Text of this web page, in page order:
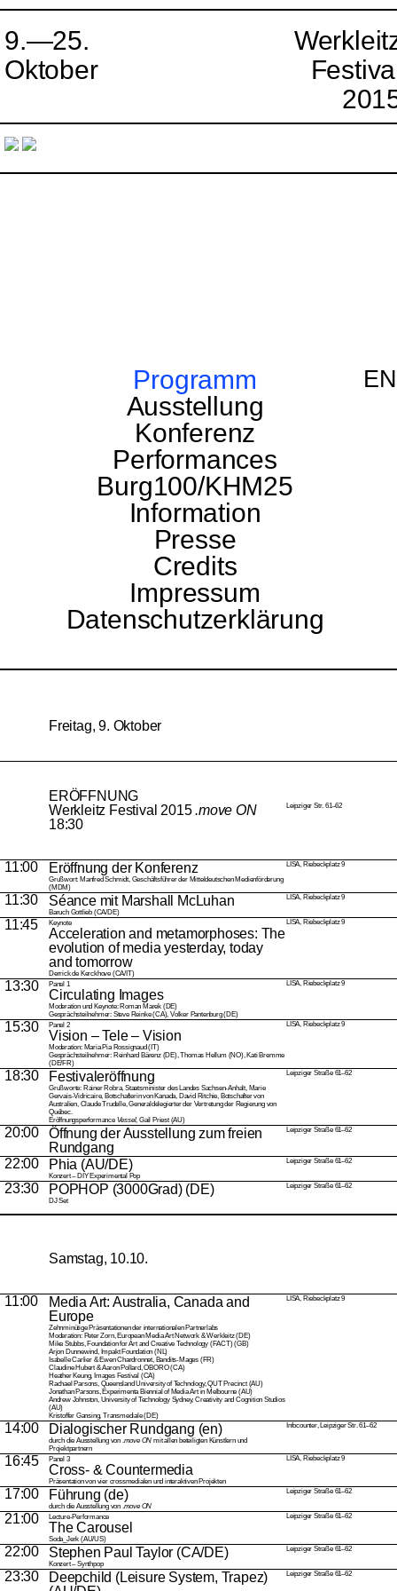
9.—25.
Oktober
EN
Programm
Ausstellung
Konferenz
Performances
Burg100/KHM25
Information
Presse
Credits
Impressum
Datenschutzerklärung
Freitag, 9. Oktober
ERÖFFNUNG
Werkleitz Festival 2015.move ON
18:30
Leipziger Str. 61–62
11:00 Eröffnung der Konferenz
Grußwort: Manfred Schmidt, Geschäftsführer der Mitteldeutschen Medienförderung
(MDM)
LISA, Riebeckplatz 9
11:30 Séance mit Marshall McLuhan
Baruch Gottlieb (CA/DE)
LISA, Riebeckplatz 9
11:45 Keynote
Acceleration and metamorphoses: The
evolution of media yesterday, today
and tomorrow
Derrick de Kerckhove (CA/IT)
LISA, Riebeckplatz 9
13:30 Panel 1
Circulating Images
Moderation und Keynote: Roman Marek (DE)
Gesprächsteilnehmer: Steve Reinke (CA), Volker Pantenburg (DE)
LISA, Riebeckplatz 9
15:30 Panel 2
Vision – Tele – Vision
Moderation: Maria Pia Rossignaud (IT)
Gesprächsteilnehmer: Reinhard Bärenz (DE), Thomas Hellum (NO), Kati Bremme
(DE/FR)
LISA, Riebeckplatz 9
18:30 Festivaleröffnung
Grußworte: Rainer Robra, Staatsminister des Landes Sachsen-Anhalt, Marie
Gervais-Vidricaire, Botschafterin von Kanada, David Ritchie, Botschafter von
Australien, Claude Trudelle, Generaldelegierter der Vertretung der Regierung von
Québec.
Eröffnungsperformance Vessel, Gail Priest (AU)
Leipziger Straße 61–62
20:00
Öffnung der Ausstellung zum freien
Rundgang
Leipziger Straße 61–62
22:00 Phia (AU/DE)
Konzert – DIY Experimental Pop
Leipziger Straße 61–62
23:30 POPHOP (3000Grad)(DE)
DJ Set
Leipziger Straße 61–62
Samstag, 10.10.
11:00
Media Art: Australia, Canada and
Europe
Zehnminütige Präsentationen der internationalen Partnerlabs
Moderation: Peter Zorn, European Media Art Network & Werkleitz (DE)
Mike Stubbs, Foundation for Art and Creative Technology (FACT) (GB)
Arjon Dunnewind, Impakt Foundation (NL)
Isabelle Carlier & Ewen Chardronnet, Bandits-Mages (FR)
Claudine Hubert & Aaron Pollard, OBORO (CA)
Heather Keung, Images Festival (CA)
Rachael Parsons, Queensland University of Technology, QUT Precinct (AU)
Jonathan Parsons, Experimenta Biennial of Media Art in Melbourne (AU)
Andrew Johnston, University of Technology Sydney, Creativity and Cognition Studios
(AU)
Kristoffer Gansing, Transmediale (DE)
LISA, Riebeckplatz 9
14:00 Dialogischer Rundgang (en)
durch die Ausstellung von . move ON mit allen beteiligten Künstlern und
Projektpartnern
Infocounter, Leipziger Str. 61–62
16:45 Panel 3
Cross- & Countermedia
Präsentation von vier crossmedialen und interaktiven Projekten
LISA, Riebeckplatz 9
17:00 Führung (de)
durch die Ausstellung von . move ON
Leipziger Straße 61–62
21:00 Lecture-Performance
The Carousel
Soda_Jerk (AU/US)
Leipziger Straße 61–62
22:00 Stephen Paul Taylor (CA/DE)
Konzert – Synthpop
Leipziger Straße 61–62
23:30
Deepchild (Leisure System, Trapez)
Leipziger Straße 61–62